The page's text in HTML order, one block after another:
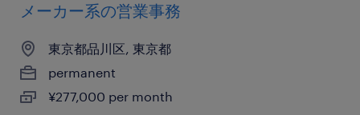
メーカー系の営業事務
東京都品川区, 東京都
permanent
¥277,000 per month